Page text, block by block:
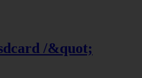
/&quot;